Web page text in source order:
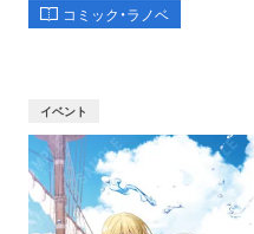
コミック・ラノベ
イベント